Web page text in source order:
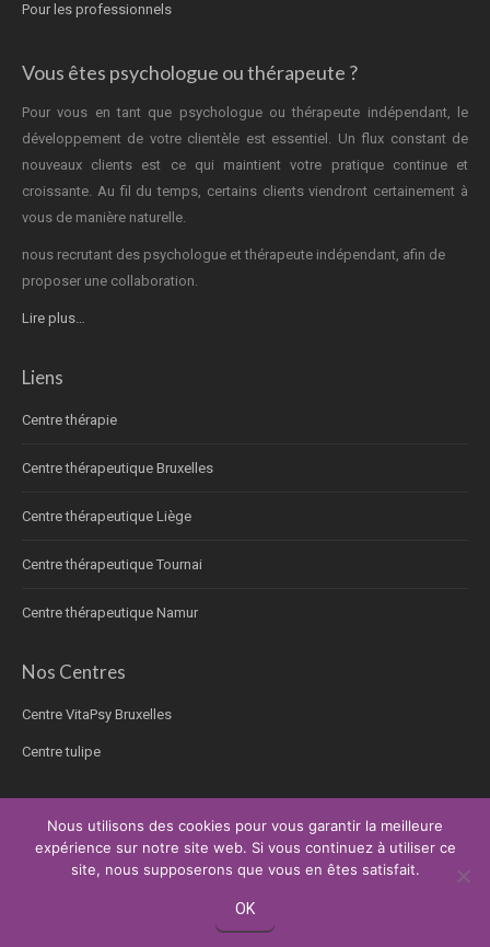
Pour les professionnels
Vous êtes psychologue ou thérapeute ?
Pour vous en tant que psychologue ou thérapeute indépendant, le
développement de votre clientèle est essentiel. Un flux constant de
nouveaux clients est ce qui maintient votre pratique continue et
croissante. Au fil du temps, certains clients viendront certainement à
vous de manière naturelle.
nous recrutant des psychologue et thérapeute indépendant, afin de
proposer une collaboration.
Lire plus…
Liens
Centre thérapie
Centre thérapeutique Bruxelles
Centre thérapeutique Liège
Centre thérapeutique Tournai
Centre thérapeutique Namur
Nos Centres
Centre VitaPsy Bruxelles
Centre tulipe
Copyright © 2026.Thérapie pour les personnes âgéesTous droits réservés.
Privium – Des services qui soutiennent vos soins. Pour psychologues,
psychotherapeutes et hypnotherapeutes.
RGPD - Politique de Protection de la Vie Privée
Nous utilisons des cookies pour vous garantir la meilleure
expérience sur notre site web. Si vous continuez à utiliser ce
site, nous supposerons que vous en êtes satisfait.
OK